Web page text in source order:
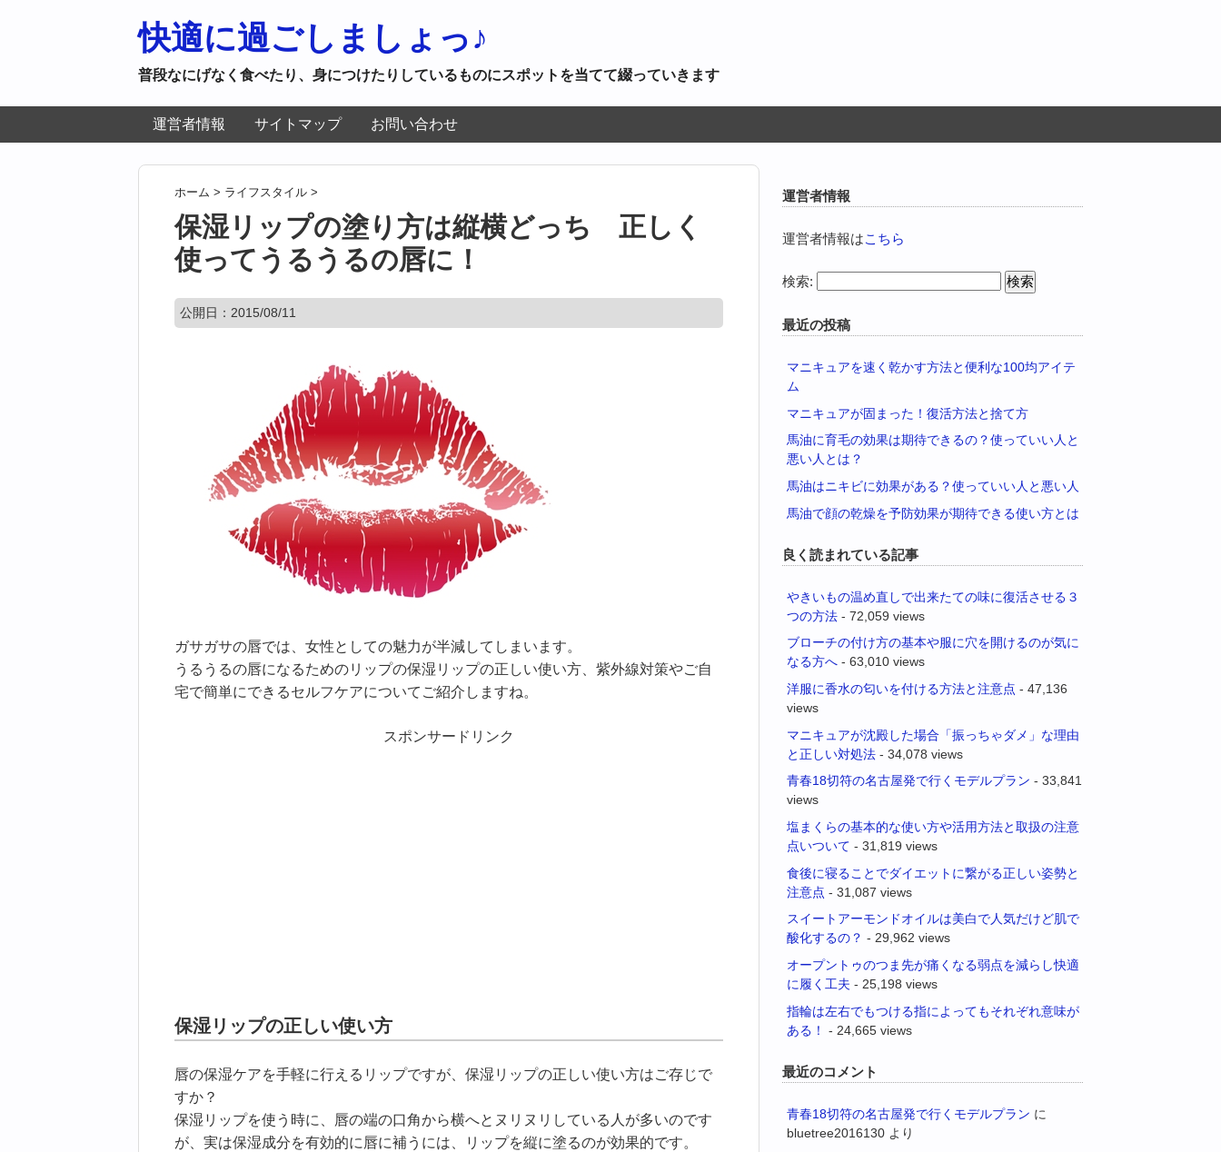
快適に過ごしましょっ♪
普段なにげなく食べたり、身につけたりしているものにスポットを当てて綴っていきます
運営者情報 サイトマップ お問い合わせ
ホーム > ライフスタイル >
保湿リップの塗り方は縦横どっち 正しく
使ってうるうるの唇に！
公開日：2015/08/11
ガサガサの唇では、女性としての魅力が半減してしまいます。
うるうるの唇になるためのリップの保湿リップの正しい使い方、紫外線対策やご自
宅で簡単にできるセルフケアについてご紹介しますね。
スポンサードリンク
保湿リップの正しい使い方
唇の保湿ケアを手軽に行えるリップですが、保湿リップの正しい使い方はご存じで
すか？
保湿リップを使う時に、唇の端の口角から横へとヌリヌリしている人が多いのです
が、実は保湿成分を有効的に唇に補うには、リップを縦に塗るのが効果的です。
運営者情報
運営者情報はこちら
検索:
最近の投稿
マニキュアを速く乾かす方法と便利な100均アイテ
ム
マニキュアが固まった！復活方法と捨て方
馬油に育毛の効果は期待できるの？使っていい人と
悪い人とは？
馬油はニキビに効果がある？使っていい人と悪い人
馬油で顔の乾燥を予防効果が期待できる使い方とは
良く読まれている記事
やきいもの温め直しで出来たての味に復活させる３
つの方法 - 72,059 views
ブローチの付け方の基本や服に穴を開けるのが気に
なる方へ - 63,010 views
洋服に香水の匂いを付ける方法と注意点 - 47,136
views
マニキュアが沈殿した場合「振っちゃダメ」な理由
と正しい対処法 - 34,078 views
青春18切符の名古屋発で行くモデルプラン - 33,841
views
塩まくらの基本的な使い方や活用方法と取扱の注意
点いついて - 31,819 views
食後に寝ることでダイエットに繋がる正しい姿勢と
注意点 - 31,087 views
スイートアーモンドオイルは美白で人気だけど肌で
酸化するの？ - 29,962 views
オープントゥのつま先が痛くなる弱点を減らし快適
に履く工夫 - 25,198 views
指輪は左右でもつける指によってもそれぞれ意味が
ある！
- 24,665 views
最近のコメント
青春18切符の名古屋発で行くモデルプラン に
bluetree2016130 より